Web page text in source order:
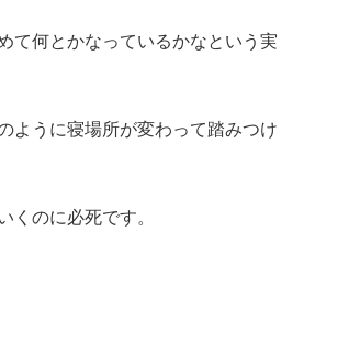
て何とかなっているかなという実
ように寝場所が変わって踏みつけ
くのに必死です。